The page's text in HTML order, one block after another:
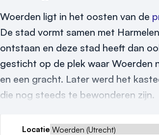
Woerden ligt in het oosten van de
De stad vormt samen met
ontstaan en deze stad heeft dan
gesticht op de plek waar Woerden
en een gracht. Later werd het
die nog steeds te bewonderen zijn.
Locatie